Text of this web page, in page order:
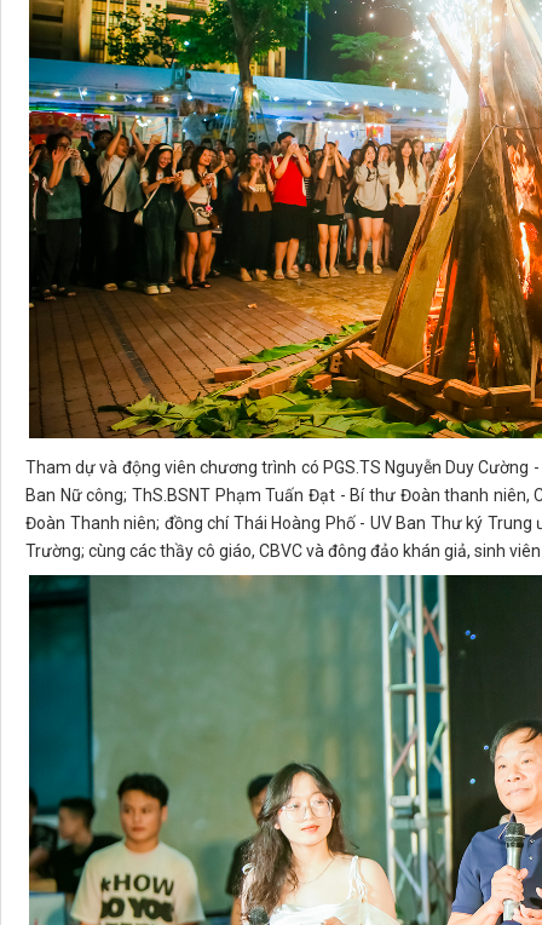
Tham dự và động viên chương trình có PGS.TS Nguyễn Duy
Ban Nữ công; ThS.BSNT Phạm Tuấn Đạt - Bí thư Đoàn thanh niên,
Đoàn Thanh niên; đồng chí Thái Hoàng Phố - UV Ban Thư ký
Trường; cùng các thầy cô giáo, CBVC và đông đảo khán giả, sinh